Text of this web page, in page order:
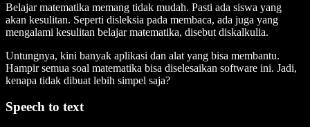
Belajar matematika memang tidak mudah. Pasti ada siswa yang
akan kesulitan. Seperti disleksia pada membaca, ada juga yang
mengalami kesulitan belajar matematika, disebut diskalkulia.
Untungnya, kini banyak aplikasi dan alat yang bisa membantu.
Hampir semua soal matematika bisa diselesaikan software ini. Jadi,
kenapa tidak dibuat lebih simpel saja?
Speech to text